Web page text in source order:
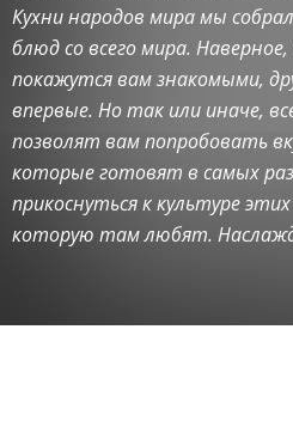
Кухни народов мира мы
блюд со всего мира.
покажутся вам знакомыми,
впервые. Но так или иначе,
позволят вам попробовать
которые готовят в самых
прикоснуться к культуре
которую там любят.